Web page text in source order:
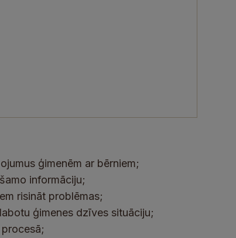
ģimenēm ar bērniem;
informāciju;
risināt problēmas;
ģimenes dzīves situāciju;